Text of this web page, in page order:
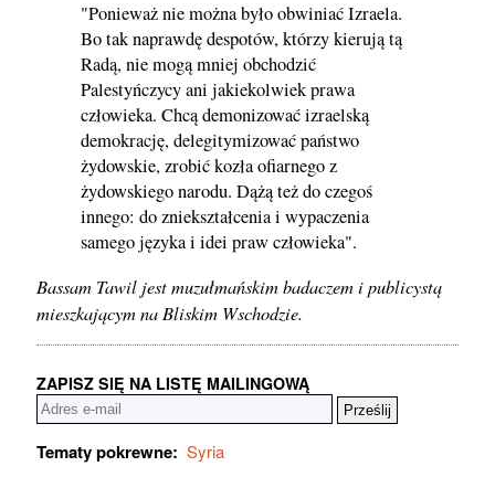
"Ponieważ nie można było obwiniać Izraela.
Bo tak naprawdę despotów, którzy kierują tą
Radą, nie mogą mniej obchodzić
Palestyńczycy ani jakiekolwiek prawa
człowieka. Chcą demonizować izraelską
demokrację, delegitymizować państwo
żydowskie, zrobić kozła ofiarnego z
żydowskiego narodu. Dążą też do czegoś
innego: do zniekształcenia i wypaczenia
samego języka i idei praw człowieka".
Bassam Tawil jest muzułmańskim badaczem i publicystą
mieszkającym na Bliskim Wschodzie.
ZAPISZ SIĘ NA LISTĘ MAILINGOWĄ
Tematy pokrewne: Syria